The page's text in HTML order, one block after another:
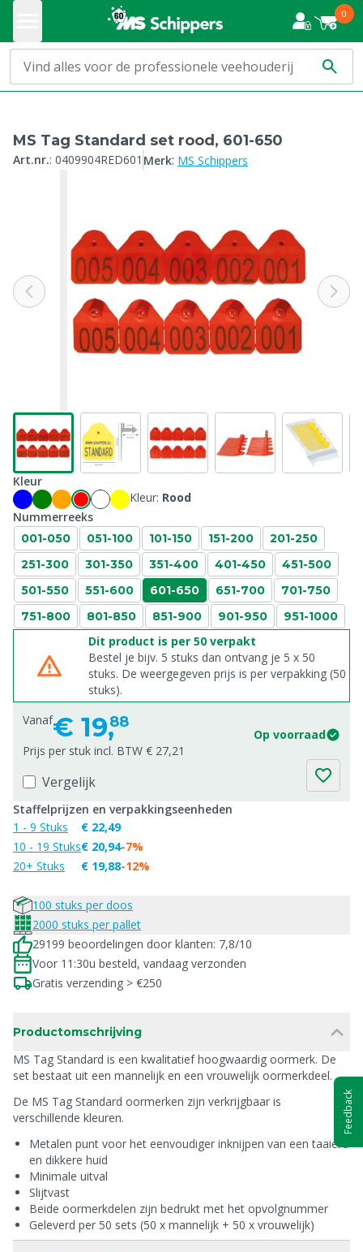
0
MS Tag Standard set rood, 601-650
Art.nr.: 0409904RED601 Merk: MS Schippers
Kleur
Kleur: Rood
Nummerreeks
001-050 051-100 101-150 151-200
201-250
251-300
301-350 351-400 401-450
451-500
501-550
551-600 601-650 651-700
701-750
751-800
801-850 851-900 901-950 951-1000
Dit product is per 50 verpakt
Bestel je bijv. 5 stuks dan ontvang je 5 x 50
stuks. De weergegeven prijs is per verpakking (50
stuks).
Vanaf€ 19,88
Op voorraad
Prijs per stuk incl. BTW € 27,21
Vergelijk
Staffelprijzen en verpakkingseenheden
1 - 9 Stuks
10 - 19 Stuks
20+ Stuks
€ 22,49
€ 20,94
€ 19,88
-7%
-12%
100 stuks per doos
2000 stuks per pallet
29199 beoordelingen door klanten: 7,8/10
Voor 11:30u besteld, vandaag verzonden
Gratis verzending > €250
Productomschrijving
MS Tag Standard is een kwalitatief hoogwaardig oormerk. De
set bestaat uit een mannelijk en een vrouwelijk oormerkdeel.
De MS Tag Standard oormerken zijn verkrijgbaar is
verschillende kleuren.
Metalen punt voor het eenvoudiger inknijpen van een taaiere
en dikkere huid
Minimale uitval
Slijtvast
Beide oormerkdelen zijn bedrukt met het opvolgnummer
Geleverd per 50 sets (50 x mannelijk + 50 x vrouwelijk)
Feedback